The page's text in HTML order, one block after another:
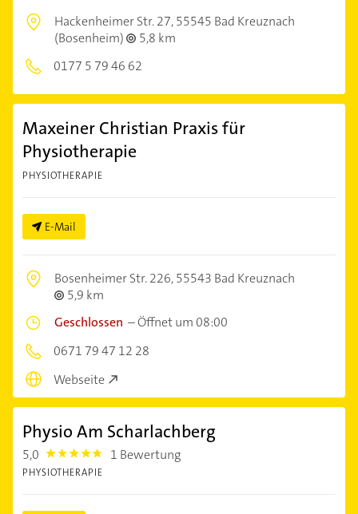
Hackenheimer Str. 27,55545 Bad Kreuznach
(Bosenheim)
5,8 km
0177 5 79 46 62
Maxeiner Christian Praxis für
Physiotherapie
PHYSIOTHERAPIE
E-Mail
Bosenheimer Str. 226,55543 Bad Kreuznach
5,9 km
Geschlossen –Öffnet um 08:00
0671 79 47 12 28
Webseite
Physio Am Scharlachberg
5,0 5.0 1 Bewertung
PHYSIOTHERAPIE